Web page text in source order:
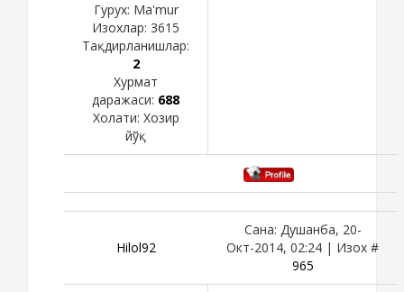
Гурух: Ma'mur
Изохлар: 3615
Тақдирланишлар:
2
Хурмат
даражаси: 688
Холати: Хозир
йўқ
Hilol92
Сана: Душанба, 20-
Окт-2014, 02:24 | Изох #
965